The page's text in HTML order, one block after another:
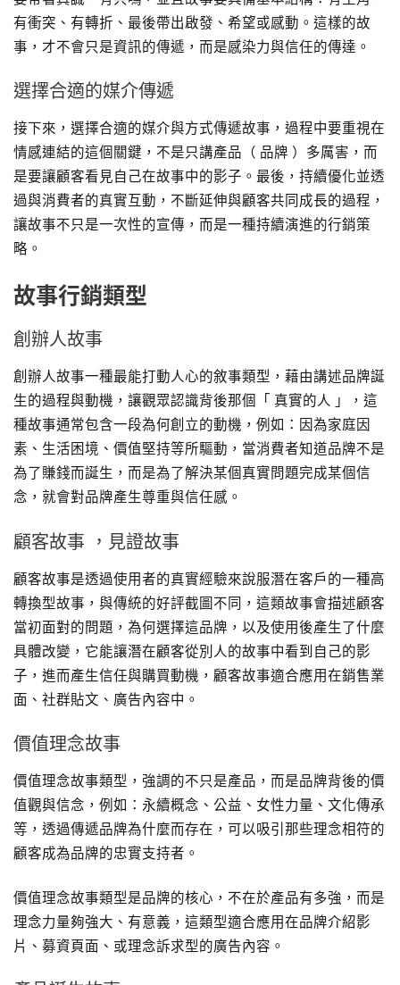
有衝突、有轉折、最後帶出啟發、希望或感動。這樣的故
事，才不會只是資訊的傳遞，而是感染力與信任的傳達。
選擇合適的媒介傳遞
接下來，選擇合適的媒介與方式傳遞故事，過程中要重視在
情感連結的這個關鍵，不是只講產品（ 品牌 ）多厲害，而
是要讓顧客看見自己在故事中的影子。最後，持續優化並透
過與消費者的真實互動，不斷延伸與顧客共同成長的過程，
讓故事不只是一次性的宣傳，而是一種持續演進的行銷策
略。
故事行銷類型
創辦人故事
創辦人故事一種最能打動人心的敘事類型，藉由講述品牌誕
生的過程與動機，讓觀眾認識背後那個「 真實的人 」，這
種故事通常包含一段為何創立的動機，例如：因為家庭因
素、生活困境、價值堅持等所驅動，當消費者知道品牌不是
為了賺錢而誕生，而是為了解決某個真實問題完成某個信
念，就會對品牌產生尊重與信任感。
顧客故事 ，見證故事
顧客故事是透過使用者的真實經驗來說服潛在客戶的一種高
轉換型故事，與傳統的好評截圖不同，這類故事會描述顧客
當初面對的問題，為何選擇這品牌，以及使用後產生了什麼
具體改變，它能讓潛在顧客從別人的故事中看到自己的影
子，進而產生信任與購買動機，顧客故事適合應用在銷售業
面、社群貼文、廣告內容中。
價值理念故事
價值理念故事類型，強調的不只是產品，而是品牌背後的價
值觀與信念，例如：永續概念、公益、女性力量、文化傳承
等，透過傳遞品牌為什麼而存在，可以吸引那些理念相符的
顧客成為品牌的忠實支持者。
價值理念故事類型是品牌的核心，不在於產品有多強，而是
理念力量夠強大、有意義，這類型適合應用在品牌介紹影
片、募資頁面、或理念訴求型的廣告內容。